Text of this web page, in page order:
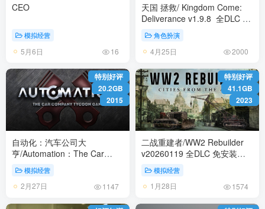
CEO
模拟经营
5月6日 16
天国 拯救/ Kingdom Come:
Deliverance v1.9.8 全DLC 送
修改器+存档+原声音乐 免安装
中文版
角色扮演
4月25日 2000
特别好评
20.2GB
2015
自动化：汽车公司大
亨/Automation：The Car
Company Tycoon Game
Build.21962633免安装中文版
模拟经营
2月27日 1147
特别好评
41.1GB
2023
二战重建者/WW2 Rebuilder
v20260119 全DLC 免安装中
模拟经营
1月28日 1574